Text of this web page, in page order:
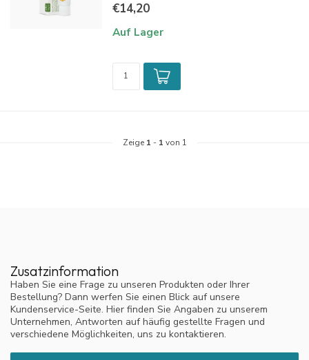
€14,20
Auf Lager
Zeige 1 - 1 von 1
Zusatzinformation
Haben Sie eine Frage zu unseren Produkten oder Ihrer
Bestellung? Dann werfen Sie einen Blick auf unsere
Kundenservice-Seite. Hier finden Sie Angaben zu unserem
Unternehmen, Antworten auf häufig gestellte Fragen und
verschiedene Möglichkeiten, uns zu kontaktieren.